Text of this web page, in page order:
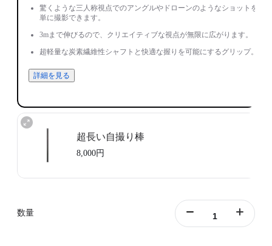
驚くような三人称視点でのアングルやドローンのようなショットを簡
単に撮影できます。
3mまで伸びるので、クリエイティブな視点が無限に広がります。
超軽量な炭素繊維性シャフトと快適な握りを可能にするグリップ。
詳細を見る
超長い自撮り棒
8,000円
詳細を見る
数量